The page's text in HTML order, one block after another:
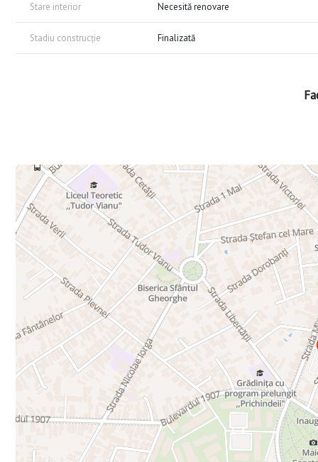
Stare interior Necesită renovare
Stadiu construcție Finalizată